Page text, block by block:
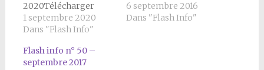
2020Télécharger
1 septembre 2020
Dans "Flash Info"
6 septembre 2016
Dans "Flash Info"
Flash info n° 50 –
septembre 2017